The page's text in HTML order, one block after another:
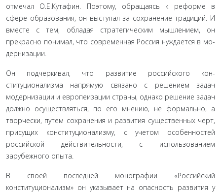
отмечал О.Е.Кутафин. Поэтому, обращаясь к реформе в
сфере образования, он выступал за сохранение традиций. И
вместе с тем, обладая стратегическим мышлением, он
прекрасно понимал, что современная Россия нуждается в мо­
дернизации.
Он подчеркивал, что развитие российского кон­
ституционализма напрямую связано с решением за­дач
модернизации и европеизации страны, однако решение задач
должно осуществляться, по его мне­нию, не формально, а
творчески, путем сохранения и развития существенных черт,
присущих конститу­ционализму, с учетом особенностей
российской дей­ствительности, с использованием
зарубежного опыта.
В своей последней монографии «Российский
конституционализм» он указывает на опасность раз­вития у